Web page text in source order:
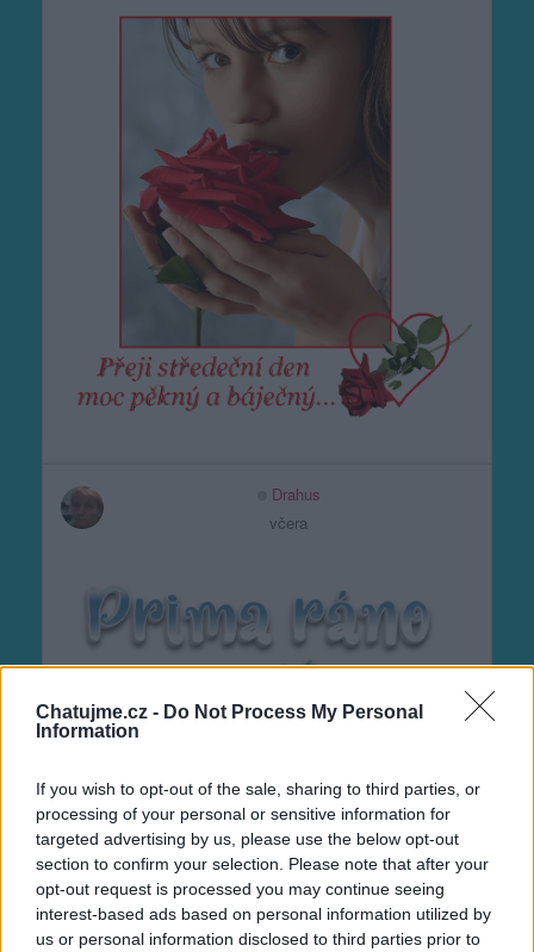
Chatujme.cz - Do Not Process My Personal
Information
If you wish to opt-out of the sale, sharing to third parties, or
processing of your personal or sensitive information for
targeted advertising by us, please use the below opt-out
section to confirm your selection. Please note that after your
opt-out request is processed you may continue seeing
interest-based ads based on personal information utilized by
us or personal information disclosed to third parties prior to
Drahus
včera